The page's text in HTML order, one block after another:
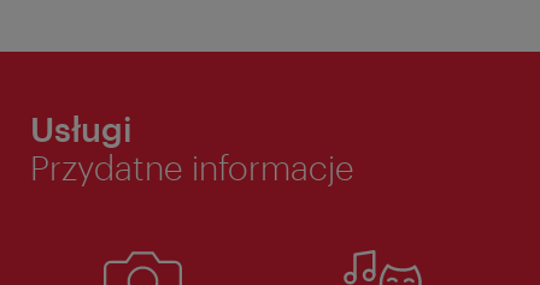
Usługi
Przydatne informacje